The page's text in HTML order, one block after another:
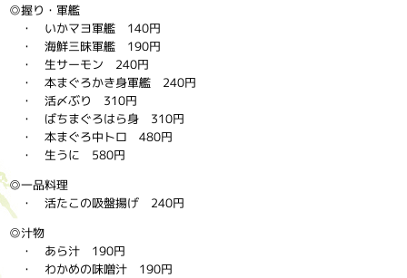
◎握り・軍艦
・ いかマヨ軍艦 140円
・ 海鮮三昧軍艦 190円
・ 生サーモン 240円
・ 本まぐろかき身軍艦 240円
・ 活〆ぶり 310円
・ ばちまぐろはら身 310円
・ 本まぐろ中トロ 480円
・ 生うに 580円
◎一品料理
・ 活たこの吸盤揚げ 240円
◎汁物
・ あら汁 190円
・ わかめの味噌汁 190円